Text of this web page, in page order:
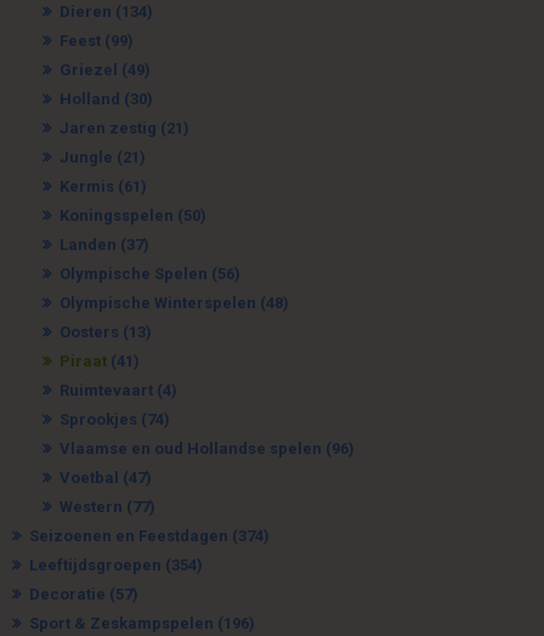
Dieren (134)
Feest (99)
Griezel (49)
Holland (30)
Jaren zestig (21)
Jungle (21)
Kermis (61)
Koningsspelen (50)
Landen (37)
Olympische Spelen (56)
Olympische Winterspelen (48)
Oosters (13)
Piraat (41)
Ruimtevaart (4)
Sprookjes (74)
Vlaamse en oud Hollandse spelen (96)
Voetbal (47)
Western (77)
Seizoenen en Feestdagen (374)
Leeftijdsgroepen (354)
Decoratie (57)
Sport & Zeskampspelen (196)